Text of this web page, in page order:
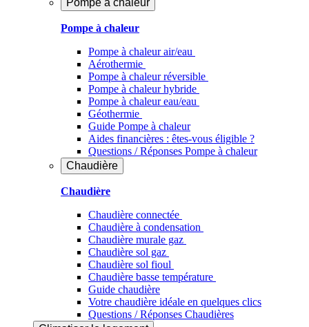
Pompe à chaleur
Pompe à chaleur
Pompe à chaleur air/eau
Aérothermie
Pompe à chaleur réversible
Pompe à chaleur hybride
Pompe à chaleur​ eau/eau
Géothermie
Guide Pompe à chaleur
Aides financières : êtes-vous éligible ?
Questions / Réponses Pompe à chaleur
Chaudière
Chaudière
Chaudière connectée
Chaudière à condensation
Chaudière murale gaz
Chaudière sol gaz
Chaudière sol fioul
Chaudière basse température
Guide chaudière
Votre chaudière idéale en quelques clics
Questions / Réponses Chaudières